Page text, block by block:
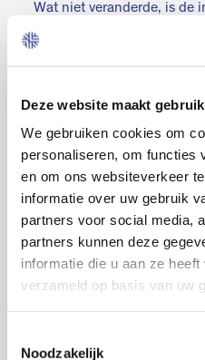
Deze website maakt
We gebruiken cookies om
personaliseren, om functies
en om ons websiteverkeer
informatie over uw gebruik
partners voor social media,
partners kunnen deze
informatie die u aan ze
verzameld op basis van uw
Noodzakelijk
Wat niet veranderde, is de
maar-gewoon’-mentaliteit
Nick heel erg aan. “Als ik
hij of zij de vorige keer zo
ook goed om me heen.
begrijpelijk, want in de
vergeten om dat te
regelt het snel. Want elk
Sterke
De focus van zijn werk ligt